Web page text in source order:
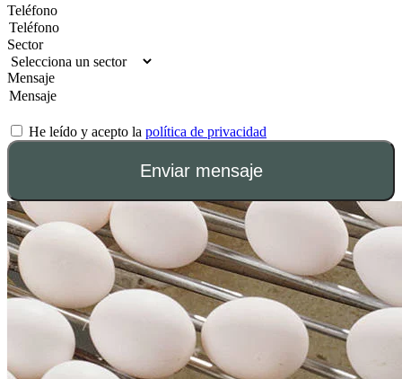
Teléfono
Sector
Mensaje
He leído y acepto la política de privacidad
Enviar mensaje